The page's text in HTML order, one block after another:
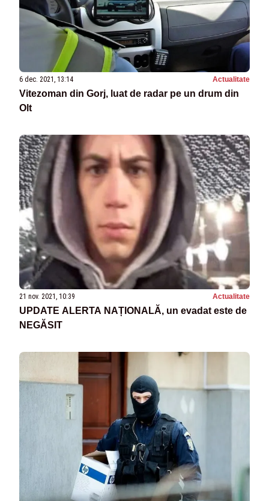
6 dec. 2021, 13:14 Actualitate
Vitezoman din Gorj, luat de radar pe un drum din
Olt
21 nov. 2021, 10:39 Actualitate
UPDATE ALERTA NAȚIONALĂ, un evadat este de
NEGĂSIT